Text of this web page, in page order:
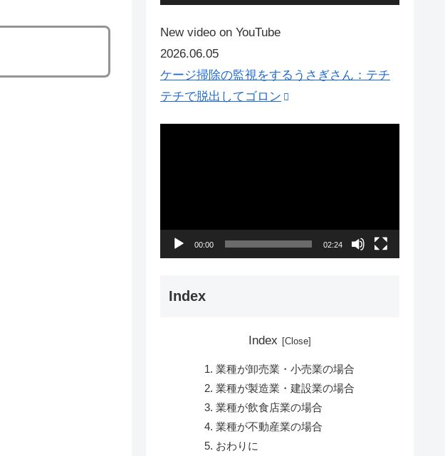
ー
New video on YouTube
2026.06.05
ケージ掃除の監視をするうさぎさん：テチ
テチで脱出してゴロン
ー
00:00 02:24
Index
Index
業種が卸売業・小売業の場合
業種が製造業・建設業の場合
業種が飲食店業の場合
業種が不動産業の場合
おわりに